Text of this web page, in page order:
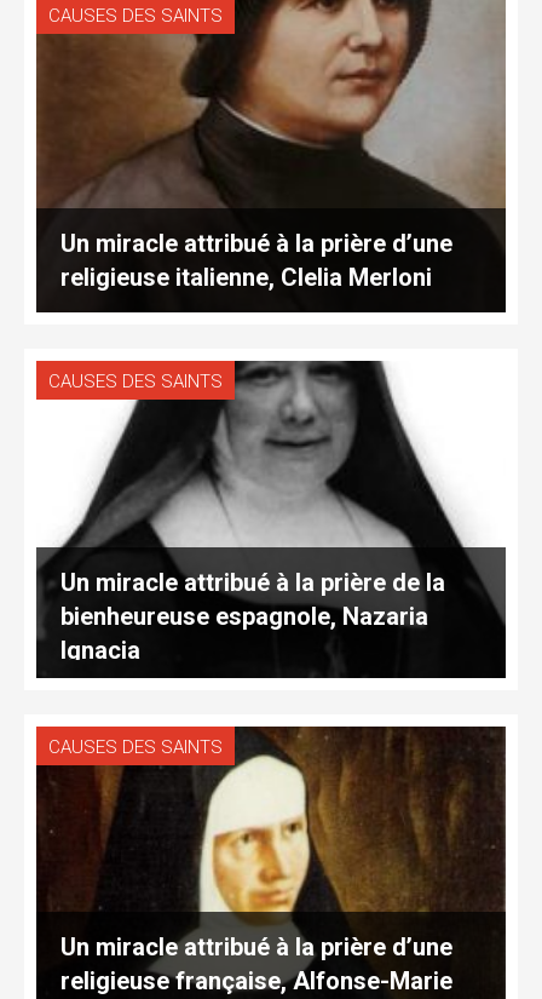
CAUSES DES SAINTS
Un miracle attribué à la prière d’une
religieuse italienne, Clelia Merloni
CAUSES DES SAINTS
Un miracle attribué à la prière de la
bienheureuse espagnole, Nazaria
Ignacia
CAUSES DES SAINTS
Un miracle attribué à la prière d’une
religieuse française, Alfonse-Marie